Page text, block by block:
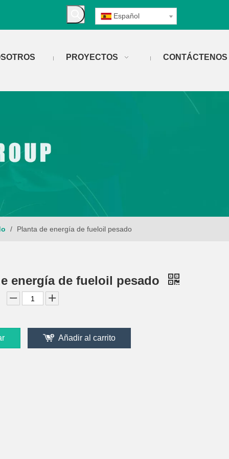
Español
PROYECTOS CONTÁCTENOS
/ Planta de energía de fueloil pesado
energía de fueloil pesado
Añadir al carrito